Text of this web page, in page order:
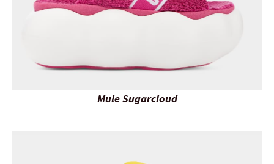
Mule Sugarcloud